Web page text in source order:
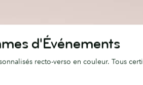
d'Événements
recto-verso en couleur. Tous